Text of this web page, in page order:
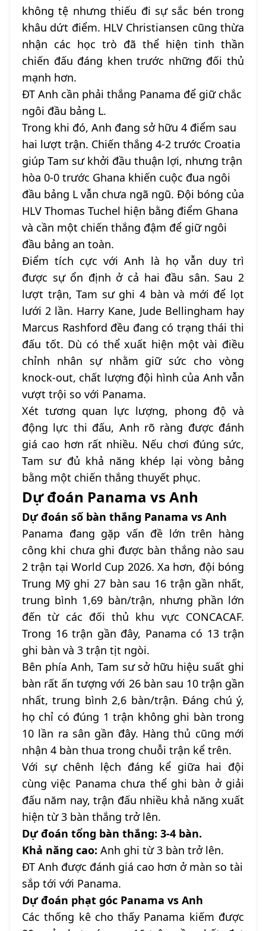
không tệ nhưng thiếu đi sự sắc bén trong
khâu dứt điểm. HLV Christiansen cũng thừa
nhận các học trò đã thể hiện tinh thần
chiến đấu đáng khen trước những đối thủ
mạnh hơn.
ĐT Anh cần phải thắng Panama để giữ chắc
ngôi đầu bảng L.
Trong khi đó, Anh đang sở hữu 4 điểm sau
hai lượt trận. Chiến thắng 4-2 trước Croatia
giúp Tam sư khởi đầu thuận lợi, nhưng trận
hòa 0-0 trước Ghana khiến cuộc đua ngôi
đầu bảng L vẫn chưa ngã ngũ. Đội bóng của
HLV Thomas Tuchel hiện bằng điểm Ghana
và cần một chiến thắng đậm để giữ ngôi
đầu bảng an toàn.
Điểm tích cực với Anh là họ vẫn duy trì
được sự ổn định ở cả hai đầu sân. Sau 2
lượt trận, Tam sư ghi 4 bàn và mới để lọt
lưới 2 lần. Harry Kane, Jude Bellingham hay
Marcus Rashford đều đang có trạng thái thi
đấu tốt. Dù có thể xuất hiện một vài điều
chỉnh nhân sự nhằm giữ sức cho vòng
knock-out, chất lượng đội hình của Anh vẫn
vượt trội so với Panama.
Xét tương quan lực lượng, phong độ và
động lực thi đấu, Anh rõ ràng được đánh
giá cao hơn rất nhiều. Nếu chơi đúng sức,
Tam sư đủ khả năng khép lại vòng bảng
bằng một chiến thắng thuyết phục.
Dự đoán Panama vs Anh
Dự đoán số bàn thắng Panama vs Anh
Panama đang gặp vấn đề lớn trên hàng
công khi chưa ghi được bàn thắng nào sau
2 trận tại World Cup 2026. Xa hơn, đội bóng
Trung Mỹ ghi 27 bàn sau 16 trận gần nhất,
trung bình 1,69 bàn/trận, nhưng phần lớn
đến từ các đối thủ khu vực CONCACAF.
Trong 16 trận gần đây, Panama có 13 trận
ghi bàn và 3 trận tịt ngòi.
Bên phía Anh, Tam sư sở hữu hiệu suất ghi
bàn rất ấn tượng với 26 bàn sau 10 trận gần
nhất, trung bình 2,6 bàn/trận. Đáng chú ý,
họ chỉ có đúng 1 trận không ghi bàn trong
10 lần ra sân gần đây. Hàng thủ cũng mới
nhận 4 bàn thua trong chuỗi trận kể trên.
Với sự chênh lệch đáng kể giữa hai đội
cùng việc Panama chưa thể ghi bàn ở giải
đấu năm nay, trận đấu nhiều khả năng xuất
hiện từ 3 bàn thắng trở lên.
Dự đoán tổng bàn thắng: 3-4 bàn.
Khả năng cao: Anh ghi từ 3 bàn trở lên.
ĐT Anh được đánh giá cao hơn ở màn so tài
sắp tới với Panama.
Dự đoán phạt góc Panama vs Anh
Các thống kê cho thấy Panama kiếm được